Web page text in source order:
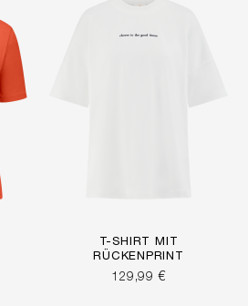
T-SHIRT MIT
RÜCKENPRINT
129,99 €